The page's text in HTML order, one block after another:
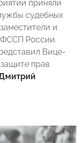
приняли
судебных
и
ФССП России.
Вице-
прав